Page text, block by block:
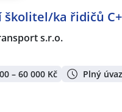
ka řidičů
s.r.o.
– 60 000 Kč Plný